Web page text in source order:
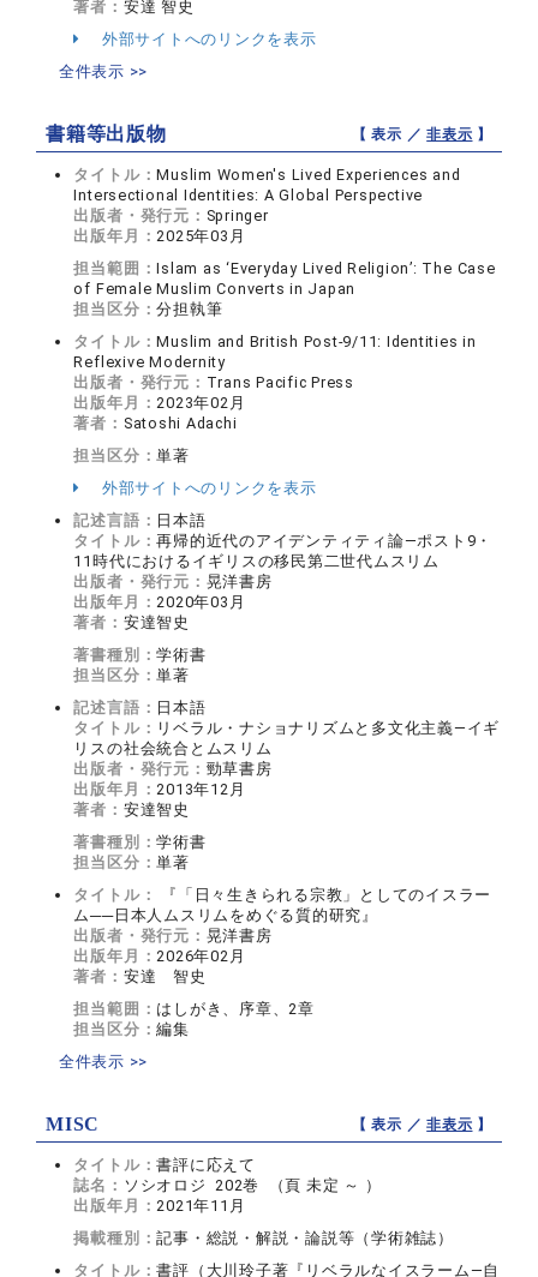
著者： 安達 智史
外部サイトへのリンクを表示
全件表示 >>
書籍等出版物 【 表示 ／非表示 】
タイトル：Muslim Women's Lived Experiences and
Intersectional Identities: A Global Perspective
出版者・発行元： Springer
出版年月：2025年03月
担当範囲：Islam as ‘Everyday Lived Religion’: The Case
of Female Muslim Converts in Japan
担当区分：分担執筆
タイトル：Muslim and British Post-9/11: Identities in
Reflexive Modernity
出版者・発行元： Trans Pacific Press
出版年月：2023年02月
著者： Satoshi Adachi
担当区分：単著
外部サイトへのリンクを表示
記述言語： 日本語
タイトル：再帰的近代のアイデンティティ論―ポスト9・
11時代におけるイギリスの移民第二世代ムスリム
出版者・発行元： 晃洋書房
出版年月：2020年03月
著者： 安達智史
著書種別：学術書
担当区分：単著
記述言語： 日本語
タイトル： リベラル・ナショナリズムと多文化主義―イギ
リスの社会統合とムスリム
出版者・発行元： 勁草書房
出版年月：2013年12月
著者： 安達智史
著書種別：学術書
担当区分：単著
タイトル：
『「日々生きられる宗教」としてのイスラー
ム──日本人ムスリムをめぐる質的研究』
出版者・発行元： 晃洋書房
出版年月：2026年02月
著者： 安達 智史
担当範囲： はしがき、序章、2章
担当区分：編集
全件表示 >>
MISC 【 表示 ／非表示 】
タイトル：書評に応えて
誌名： ソシオロジ 202巻 （頁 未定 ～ ）
出版年月：2021年11月
掲載種別：記事・総説・解説・論説等（学術雑誌）
タイトル：書評（大川玲子著『リベラルなイスラーム―自